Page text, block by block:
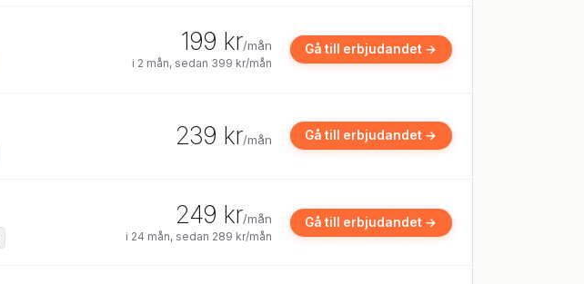
199 kr/mån
i 2 mån, sedan 399 kr/mån
Gå till erbjudandet →
239 kr/mån Gå till erbjudandet →
249 kr/mån
i 24 mån, sedan 289 kr/mån
Gå till erbjudandet →